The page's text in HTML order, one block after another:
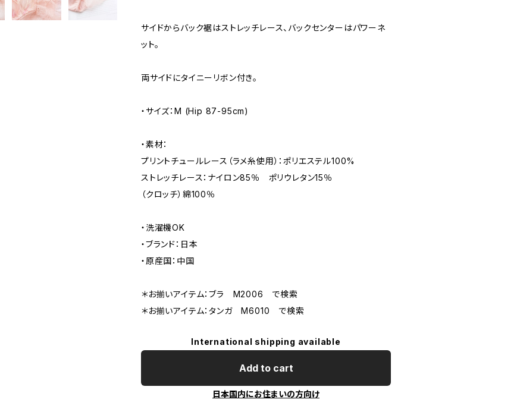
サイドからバック裾はストレッチレース、バックセンターはパワーネ
ット。
両サイドにタイニーリボン付き。
・サイズ：M (Hip 87-95cm)
・素材：
プリントチュールレース（ラメ糸使用）：ポリエステル100%
ストレッチレース：ナイロン85％ ポリウレタン15％
（クロッチ）綿100％
・洗濯機OK
・ブランド：日本
・原産国：中国
＊お揃いアイテム：ブラ M2006 で検索
＊お揃いアイテム：タンガ M6010 で検索
International shipping available
Add to cart
日本国内にお住まいの方向け